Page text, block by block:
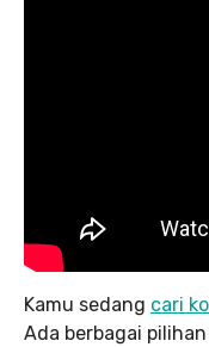
Kamu sedang cari
Ada berbagai